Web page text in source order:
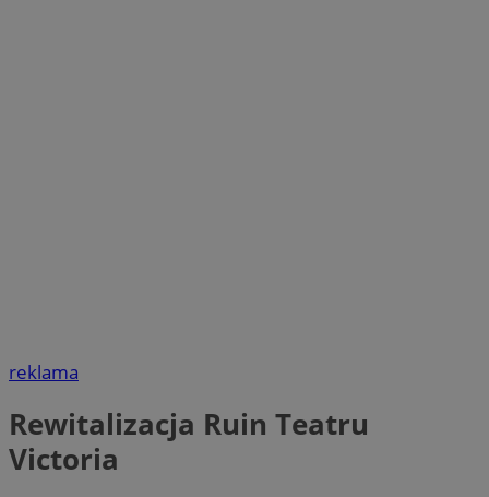
reklama
Rewitalizacja Ruin Teatru
Victoria